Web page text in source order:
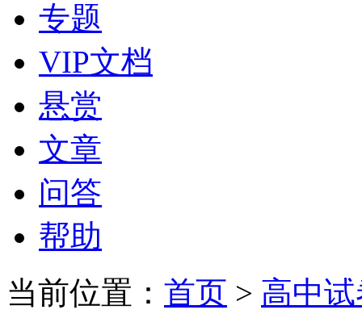
专题
VIP文档
悬赏
文章
问答
帮助
当前位置： 首页 > 高中